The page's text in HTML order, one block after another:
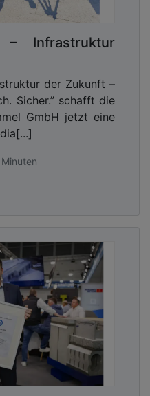
Infrastruktur
der Zukunft –
Sicher.” schafft die
GmbH jetzt eine